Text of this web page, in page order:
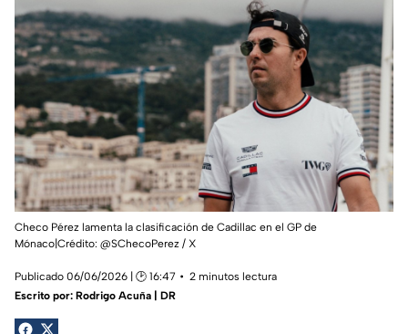
Checo Pérez lamenta la clasificación de Cadillac en el GP de
Mónaco|Crédito: @SChecoPerez / X
Publicado 06/06/2026 | 🕑 16:47
2 minutos lectura
Escrito por: Rodrigo Acuña | DR